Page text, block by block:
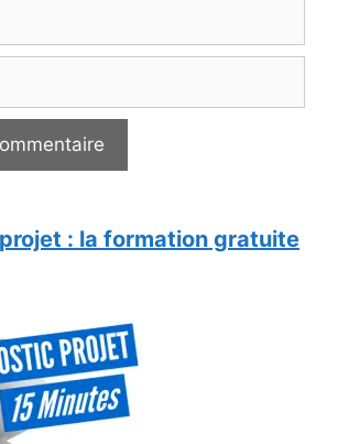
: la formation gratuite